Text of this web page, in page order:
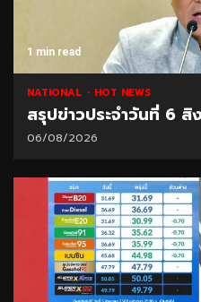
1 min read
NATIONAL HOT NEWS
สรุปข่าวประจำวันที่ 6
06/08/2026